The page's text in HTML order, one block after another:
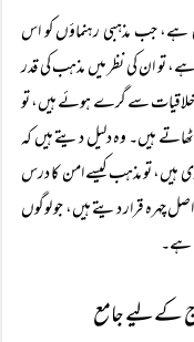
ہے، جب مذہبی رہنماؤں کو اس
ہے، تو ان کی نظر میں مذہب کی قدر
اخلاقیات سے گرے ہوئے ہیں، تو
ہیں۔ وہ دلیل دیتے ہیں کہ
ہیں، تو مذہب کیسے امن کا درس
چہرہ قرار دیتے ہیں، جو لوگوں
ہے۔
کے لیے جامع